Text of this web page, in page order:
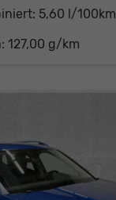
5,60 l/100km
127,00 g/km